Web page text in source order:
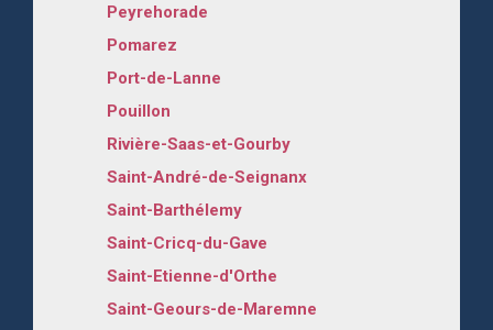
Peyrehorade
Pomarez
Port-de-Lanne
Pouillon
Rivière-Saas-et-Gourby
Saint-André-de-Seignanx
Saint-Barthélemy
Saint-Cricq-du-Gave
Saint-Etienne-d'Orthe
Saint-Geours-de-Maremne